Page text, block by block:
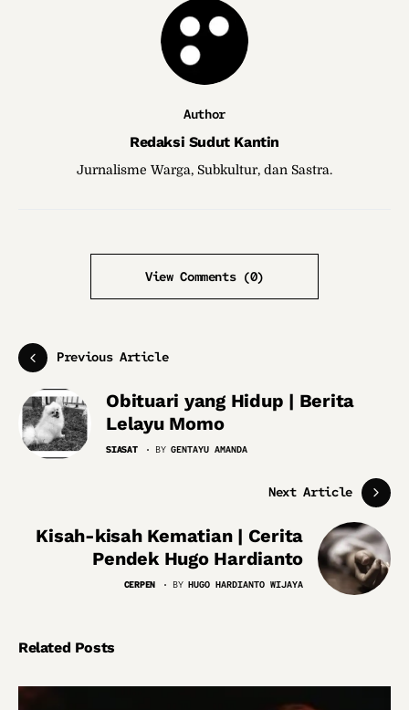
Author
Redaksi Sudut Kantin
Jurnalisme Warga, Subkultur, dan Sastra.
View Comments (0)
Previous Article
Obituari yang Hidup | Berita
Lelayu Momo
SIASAT BY GENTAYU AMANDA
Next Article
Kisah-kisah Kematian | Cerita
Pendek Hugo Hardianto
CERPEN BY HUGO HARDIANTO WIJAYA
Related Posts